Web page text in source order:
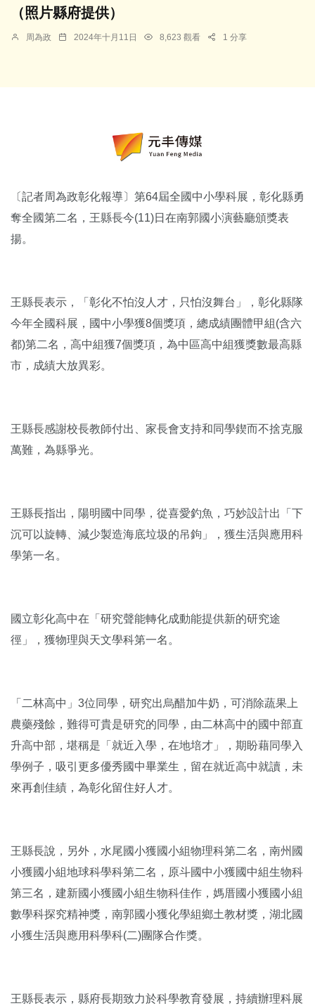
（照片縣府提供）
周為政 2024年十月11日 8,623 觀看 1 分享
〔記者周為政彰化報導〕第64屆全國中小學科展，彰化縣勇
奪全國第二名，王縣長今(11)日在南郭國小演藝廳頒獎表
揚。
王縣長表示，「彰化不怕沒人才，只怕沒舞台」，彰化縣隊
今年全國科展，國中小學獲8個獎項，總成績團體甲組(含六
都)第二名，高中組獲7個獎項，為中區高中組獲獎數最高縣
市，成績大放異彩。
王縣長感謝校長教師付出、家長會支持和同學鍥而不捨克服
萬難，為縣爭光。
王縣長指出，陽明國中同學，從喜愛釣魚，巧妙設計出「下
沉可以旋轉、減少製造海底垃圾的吊鉤」，獲生活與應用科
學第一名。
國立彰化高中在「研究聲能轉化成動能提供新的研究途
徑」，獲物理與天文學科第一名。
「二林高中」3位同學，研究出烏醋加牛奶，可消除蔬果上
農藥殘餘，難得可貴是研究的同學，由二林高中的國中部直
升高中部，堪稱是「就近入學，在地培才」，期盼藉同學入
學例子，吸引更多優秀國中畢業生，留在就近高中就讀，未
來再創佳績，為彰化留住好人才。
王縣長說，另外，水尾國小獲國小組物理科第二名，南州國
小獲國小組地球科學科第二名，原斗國中小獲國中組生物科
第三名，建新國小獲國小組生物科佳作，媽厝國小獲國小組
數學科探究精神獎，南郭國小獲化學組鄉土教材獎，湖北國
小獲生活與應用科學科(二)團隊合作獎。
王縣長表示，縣府長期致力於科學教育發展，持續辦理科展